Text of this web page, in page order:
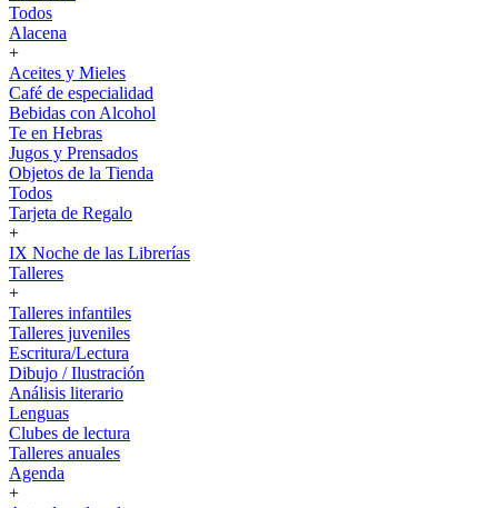
Todos
Alacena
+
Aceites y Mieles
Café de especialidad
Bebidas con Alcohol
Te en Hebras
Jugos y Prensados
Objetos de la Tienda
Todos
Tarjeta de Regalo
+
IX Noche de las Librerías
Talleres
+
Talleres infantiles
Talleres juveniles
Escritura/Lectura
Dibujo / Ilustración
Análisis literario
Lenguas
Clubes de lectura
Talleres anuales
Agenda
+